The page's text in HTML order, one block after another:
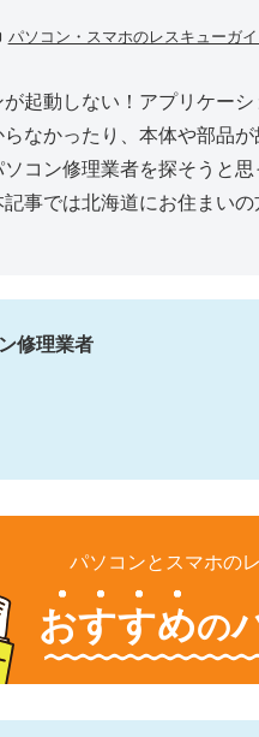
パソコン・スマホのレスキューガ
が起動しない！アプリケー
らなかったり、本体や部品
ソコン修理業者を探そうと
記事では北海道にお住まい
修理業者
パソコンとスマホの
おすすめの